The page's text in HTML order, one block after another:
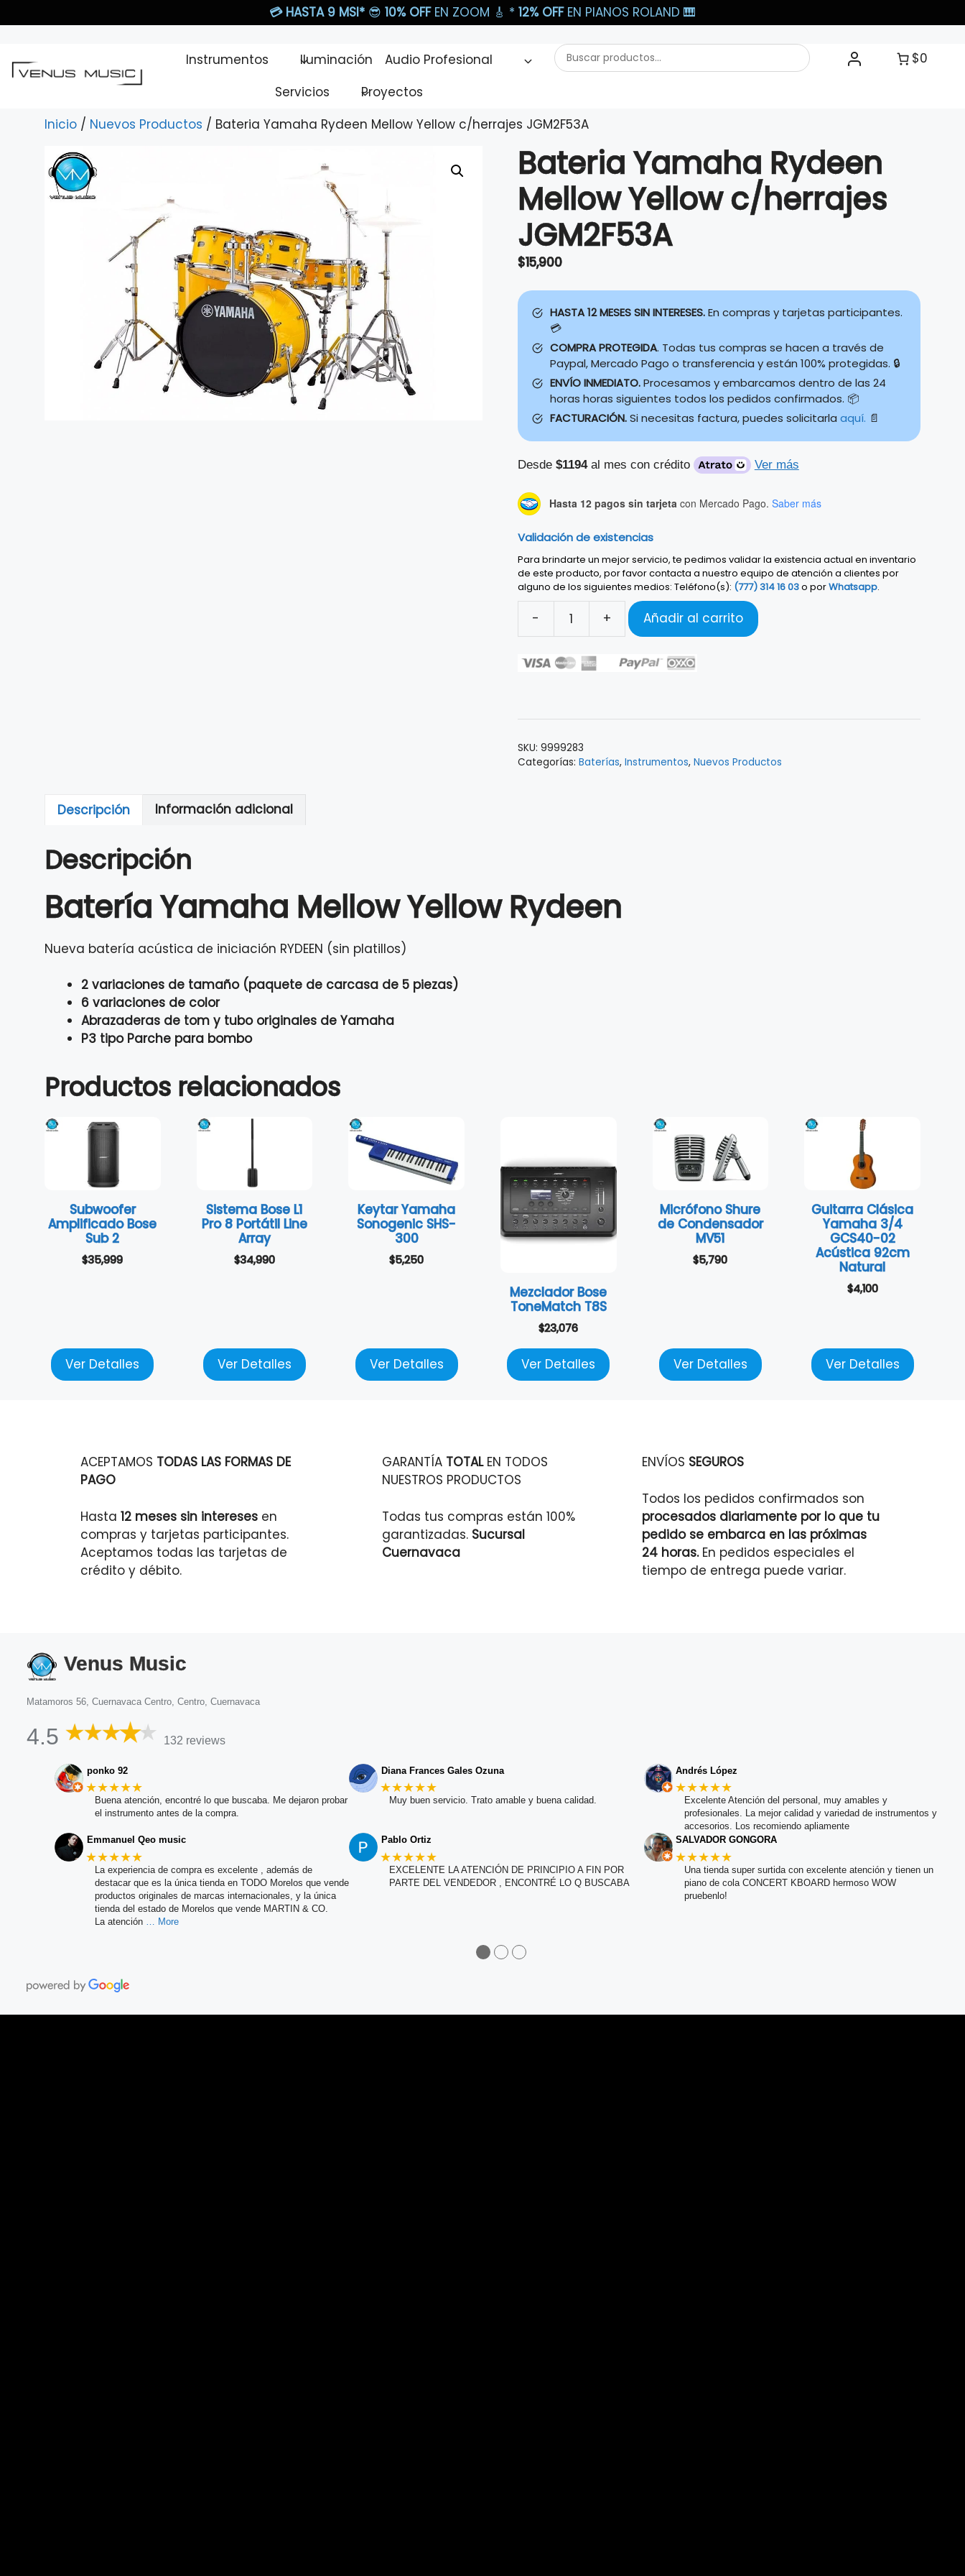
al
💳 HASTA 9 MSI* 😎 10% OFF EN ZOOM 🎸​ * 12% OFFEN PIANOS ROLAND 🎹​
Instrumentos Iluminación
Audio Profesional
Servicios
Proyectos
Buscar
productos...
$0
Inicio / Nuevos Productos / Bateria Yamaha Rydeen Mellow Yellow c/herrajes JGM2F53A
Bateria Yamaha Rydeen
Mellow Yellow c/herrajes
JGM2F53A
$15,900
HASTA 12 MESES SIN INTERESES.En compras y tarjetas participantes.
💳
COMPRA PROTEGIDA. Todas tus compras se hacen a través de
Paypal, Mercado Pago o transferencia y están 100% protegidas. 🔒
ENVÍO INMEDIATO.Procesamos y embarcamos dentro de las 24
horas horas siguientes todos los pedidos confirmados. 📦
FACTURACIÓN.Si necesitas factura, puedes solicitarla aquí. 📄
Desde $1194al mes con crédito Ver más
Hasta 12 pagos sin tarjetacon Mercado Pago. Saber más
Validación de existencias
Para brindarte un mejor servicio, te pedimos validar la existencia actual en inventario
de este producto, por favor contacta a nuestro equipo de atención a clientes por
alguno de los siguientes medios: Teléfono(s): (777) 314 16 03o porWhatsapp.
-
Rydeen
c/herrajes
cantidad
+ Añadir al carrito
SKU: 9999283
Categorías: Baterías, Instrumentos, Nuevos Productos
Descripción Información adicional
Descripción
Batería Yamaha Mellow Yellow Rydeen
Nueva batería acústica de iniciación RYDEEN (sin platillos)
2 variaciones de tamaño (paquete de carcasa de 5 piezas)
6 variaciones de color
Abrazaderas de tom y tubo originales de Yamaha
P3 tipo Parche para bombo
Productos relacionados
Subwoofer
Amplificado Bose
Sub 2
$35,999
Ver Detalles
Sistema Bose L1
Pro 8 Portátil Line
Array
$34,990
Ver Detalles
Keytar Yamaha
Sonogenic SHS-
300
$5,250
Ver Detalles
Mezclador Bose
ToneMatch T8S
$23,076
Ver Detalles
Micrófono Shure
de Condensador
MV51
$5,790
Ver Detalles
Guitarra Clásica
Yamaha 3/4
GCS40-02
Acústica 92cm
Natural
$4,100
Ver Detalles
ACEPTAMOS TODAS LAS FORMAS DE
PAGO
Hasta 12 meses sin intereses en
compras y tarjetas participantes.
Aceptamos todas las tarjetas de
crédito y débito.
GARANTÍA TOTALEN TODOS
NUESTROS PRODUCTOS
Todas tus compras están 100%
garantizadas. Sucursal
Cuernavaca
ENVÍOS SEGUROS
Todos los pedidos confirmados son
procesados diariamente por lo que tu
pedido se embarca en las próximas
24 horas.En pedidos especiales el
tiempo de entrega puede variar.
Venus Music
Matamoros 56, Cuernavaca Centro, Centro, Cuernavaca
4.5 132 reviews
ponko 92
★★★★★
Buena atención, encontré lo que buscaba. Me dejaron probar
el instrumento antes de la compra.
Diana Frances Gales Ozuna
★★★★★
Muy buen servicio. Trato amable y buena calidad.
Andrés López
★★★★★
Excelente Atención del personal, muy amables y
profesionales. La mejor calidad y variedad de instrumentos y
accesorios. Los recomiendo apliamente
Emmanuel Qeo music
★★★★★
La experiencia de compra es excelente , además de
destacar que es la única tienda en TODO Morelos que vende
productos originales de marcas internacionales, y la única
tienda del estado de Morelos que vende MARTIN & CO.
La atención
… More
Pablo Ortiz
★★★★★
EXCELENTE LA ATENCIÓN DE PRINCIPIO A FIN POR
PARTE DEL VENDEDOR , ENCONTRÉ LO Q BUSCABA
SALVADOR GONGORA
★★★★★
Una tienda super surtida con excelente atención y tienen un
piano de cola CONCERT KBOARD hermoso WOW
pruebenlo!
●●●